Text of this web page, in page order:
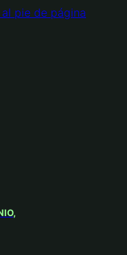
pie de página